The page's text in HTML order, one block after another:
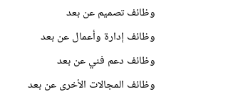
وظائف تصميم عن بعد
وظائف إدارة وأعمال عن بعد
وظائف دعم فني عن بعد
وظائف المجالات الأخرى عن بعد